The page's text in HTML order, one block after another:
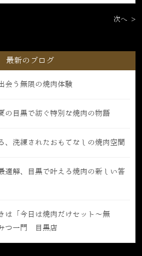
次へ >
最新のブログ
会う無限の焼肉体験
の目黒で紡ぐ特別な焼肉の物語
、洗練されたおもてなしの焼肉空間
適解、目黒で叶える焼肉の新しい答
は「今日は焼肉だけセット〜無
つ一門 目黒店